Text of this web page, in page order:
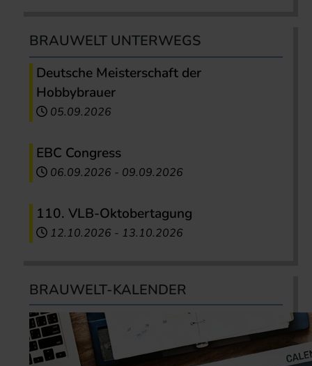
BRAUWELT UNTERWEGS
Deutsche Meisterschaft der
Hobbybrauer
05.09.2026
EBC Congress
06.09.2026 - 09.09.2026
110. VLB-Oktobertagung
12.10.2026 - 13.10.2026
BRAUWELT-KALENDER